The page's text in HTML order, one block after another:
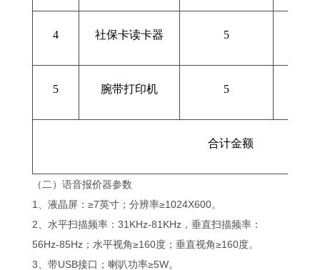
4 社保卡读卡器 5
5 腕带打印机 5
合计金额
（二）语音报价器参数
1、液晶屏：≥7英寸；分辨率≥1024X600。
2、水平扫描频率：31KHz-81KHz，垂直扫描频率：
56Hz-85Hz；水平视角≥160度；垂直视角≥160度。
3、带USB接口；喇叭功率≥5W。